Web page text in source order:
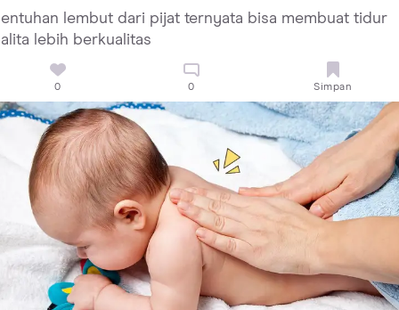
lembut dari pijat ternyata bisa membuat tidur
lebih berkualitas
0 0 Simpan